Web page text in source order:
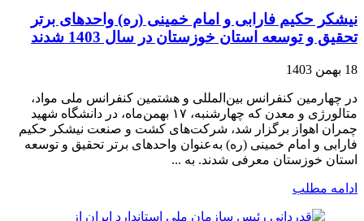
نیشکر حکیم فارابی و امام خمینی (ره) واحدهای برتر
تحقیق و توسعه استان خوزستان در سال 1403 شدند
18 بهمن 1403
در چهارمین کنفرانس بین‌المللی و هشتمین کنفرانس ملی مواد،
متالورژی و معدن که چهارشنبه، ۱۷ بهمن‌ماه، در دانشگاه شهید
چمران اهواز برگزار شد، شرکت‌های کشت و صنعت نیشکر حکیم
فارابی و امام خمینی (ره) به‌عنوان واحدهای برتر تحقیق و توسعه
استان خوزستان معرفی شدند. به ...
ادامه مطلب